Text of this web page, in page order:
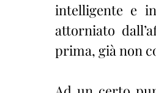
intelligente e
attorniato
prima, già non